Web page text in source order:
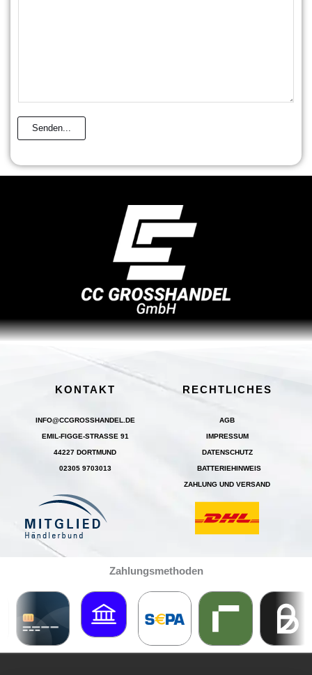
Senden...
KONTAKT
INFO@CCGROSSHANDEL.DE
EMIL-FIGGE-STRASSE 91
44227 DORTMUND
02305 9703013
RECHTLICHES
AGB
IMPRESSUM
DATENSCHUTZ
BATTERIEHINWEIS
ZAHLUNG UND VERSAND
Zahlungsmethoden